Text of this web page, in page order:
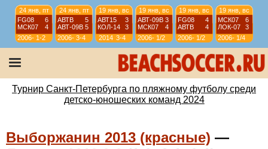
24 янв, пт
FG08
6
МСК07
4
2006-
07
1-2
24 янв, пт
АВТВ
5
АВТ-09B 5
2006-
07
3-4
19 янв, вс
АВТ15
3
КОЛ-14
3
2014 3-4
19 янв, вс
АВТ-09B 3
МСК07
4
2006-
07
1/2
19 янв, вс
FG08
4
АВТВ
4
2006-
07
1/2
19 янв, вс
МСК07
6
ЛОК-07
3
2006-
07
1/4
07
12 янв, вс
АВТ-09B 6
ЛИС08
4
07
12 янв, вс
ИСКР-07 5
СШЛ08R 3
07
12 янв, вс
ИС-08
1
МСК08
4
07
Турнир Санкт-Петербурга по пляжному футболу среди
детско-юношеских команд 2024
Выборжанин 2013 (красные) —